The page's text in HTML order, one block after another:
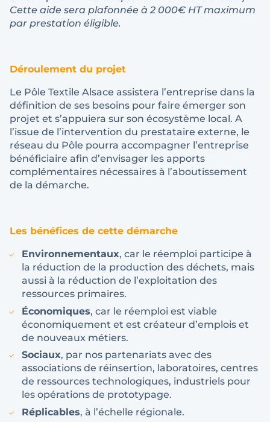
Cette aide sera plafonnée à 2 000€ HT maximum
par prestation éligible.
Déroulement du projet
Le Pôle Textile Alsace assistera l’entreprise dans la
définition de ses besoins pour faire émerger son
projet et s’appuiera sur son écosystème local. A
l’issue de l’intervention du prestataire externe, le
réseau du Pôle pourra accompagner l’entreprise
bénéficiaire afin d’envisager les apports
complémentaires nécessaires à l’aboutissement
de la démarche.
Les bénéfices de cette démarche
Environnementaux, car le réemploi participe à
la réduction de la production des déchets, mais
aussi à la réduction de l’exploitation des
ressources primaires.
Économiques, car le réemploi est viable
économiquement et est créateur d’emplois et
de nouveaux métiers.
Sociaux, par nos partenariats avec des
associations de réinsertion, laboratoires, centres
de ressources technologiques, industriels pour
les opérations de prototypage.
Réplicables, à l’échelle régionale.